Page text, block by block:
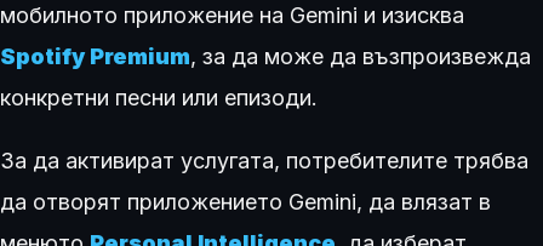
мобилното приложение на Gemini и изисква
Spotify Premium, за да може да възпроизвежда
конкретни песни или епизоди.
За да активират услугата, потребителите трябва
да отворят приложението Gemini, да влязат в